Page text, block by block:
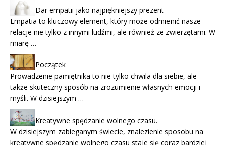
Dar empatii jako najpiękniejszy prezent
Empatia to kluczowy element, który może odmienić nasze
relacje nie tylko z innymi ludźmi, ale również ze zwierzętami. W
miarę …
Początek
Prowadzenie pamiętnika to nie tylko chwila dla siebie, ale
także skuteczny sposób na zrozumienie własnych emocji i
myśli. W dzisiejszym …
Kreatywne spędzanie wolnego czasu.
W dzisiejszym zabieganym świecie, znalezienie sposobu na
kreatywne spędzanie wolnego czasu staje się coraz bardziej